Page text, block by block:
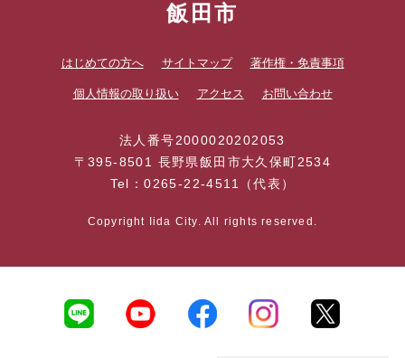
飯田市
はじめての方へ サイトマップ 著作権・免責事項
個人情報の取り扱い アクセス お問い合わせ
法人番号2000020202053
〒395-8501 長野県飯田市大久保町2534
Tel：0265-22-4511（代表）
Copyright Iida City. All rights reserved.